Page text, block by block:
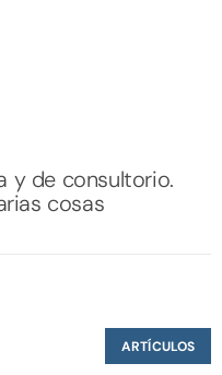
y de consultorio.
cosas
ARTÍCULOS